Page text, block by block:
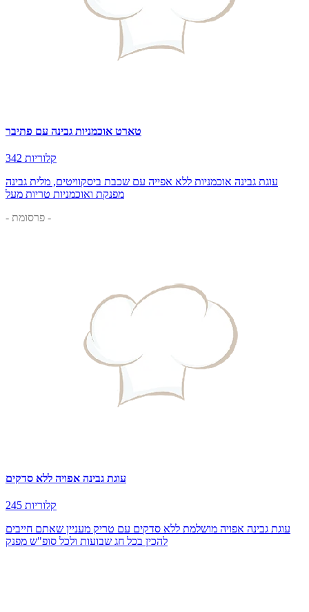
טארט אוכמניות גבינה עם פתיבר
342 קלוריות
עוגת גבינה אוכמניות ללא אפייה עם שכבת ביסקוויטים, מלית גבינה
מפנקת ואוכמניות טריות מעל
- פרסומת -
עוגת גבינה אפויה ללא סדקים
245 קלוריות
עוגת גבינה אפויה מושלמת ללא סדקים עם טריק מעניין שאתם חייבים
להכין בכל חג שבועות ולכל סופ"ש מפנק